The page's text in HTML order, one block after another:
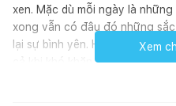
xen. Mặc dù mỗi ngày là
xong vẫn có đâu đó những
lại sự bình yên. Hãy luôn tìm
cả khi khó khăn nhất, tìm tới
Xem